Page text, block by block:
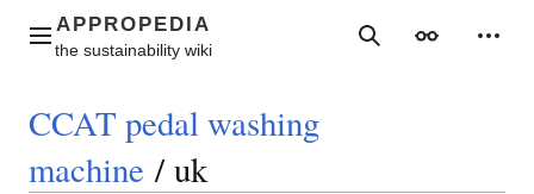
contentMain menu SearchAppearance
CCAT pedal washing
machine / uk